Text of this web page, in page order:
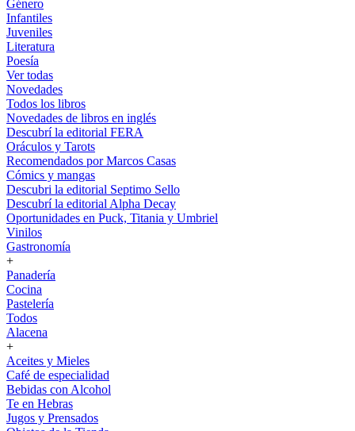
Género
Infantiles
Juveniles
Literatura
Poesía
Ver todas
Novedades
Todos los libros
Novedades de libros en inglés
Descubrí la editorial FERA
Oráculos y Tarots
Recomendados por Marcos Casas
Cómics y mangas
Descubri la editorial Septimo Sello
Descubrí la editorial Alpha Decay
Oportunidades en Puck, Titania y Umbriel
Vinilos
Gastronomía
+
Panadería
Cocina
Pastelería
Todos
Alacena
+
Aceites y Mieles
Café de especialidad
Bebidas con Alcohol
Te en Hebras
Jugos y Prensados